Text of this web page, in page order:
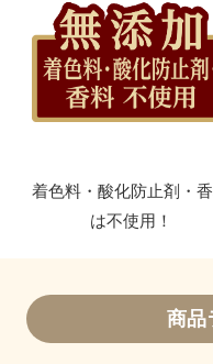
着色料・酸化防止剤・
は不使用！
商品